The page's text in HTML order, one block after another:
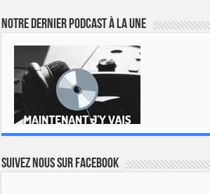
Notre dernier podcast à la une
Suivez nous sur Facebook